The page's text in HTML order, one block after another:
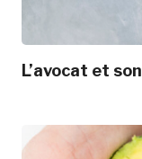
L’avocat et